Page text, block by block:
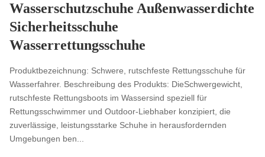
Wasserschutzschuhe Außenwasserdichte
Sicherheitsschuhe
Wasserrettungsschuhe
Produktbezeichnung: Schwere, rutschfeste Rettungsschuhe für
Wasserfahrer. Beschreibung des Produkts: DieSchwergewicht,
rutschfeste Rettungsboots im Wassersind speziell für
Rettungsschwimmer und Outdoor-Liebhaber konzipiert, die
zuverlässige, leistungsstarke Schuhe in herausfordernden
Umgebungen ben...